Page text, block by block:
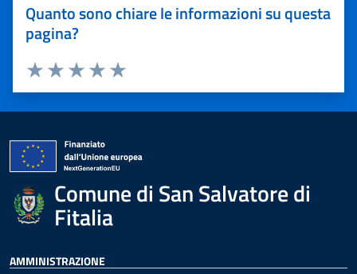
Quanto sono chiare le informazioni su questa
pagina?
Valuta 5 stelle su 5
Valuta 4 stelle su 5
Valuta 3 stelle su 5
Valuta 2 stelle su 5
Valuta 1 stelle su 5
Comune di San Salvatore di
Fitalia
AMMINISTRAZIONE